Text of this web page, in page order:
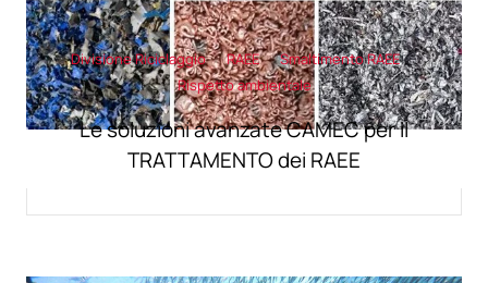
Divisione Riciclaggio RAEE
Smaltimento RAEE
Rispetto ambientale
Le soluzioni avanzate CAMEC per il
TRATTAMENTO dei RAEE